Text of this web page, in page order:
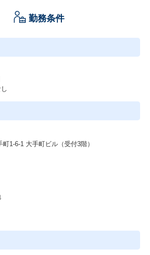
作業に属人性が派生しノウハウの共有が進ま
たり、店舗で実際に起きていることを把握
生しています。
率はチェーンストアが誕生して以降続いて
では、データとIT活用によって課題を解決
ンを質的に改善したいという思いの下、Mis
います。
プロダクト立ち上げ時期ならではの、「仕
経験できるポジションです。
仕組みを用いるのではなく、実際の顧客対
および自社に取って最適と考えるカスタマ
ッチ・ロータッチ・テックタッチの領域で
実現することができます。
ンではありますが、サービスを0→1で作り
るポジションです。
スキル
業務部門とシステム部門を取り持ったコミ
であること
勤務条件
1-6-1 大手町ビル（受付3階）